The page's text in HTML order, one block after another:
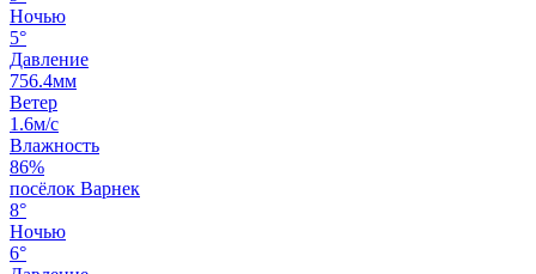
Ночью
5°
Давление
756.4мм
Ветер
1.6м/с
Влажность
86%
посёлок Варнек
8°
Ночью
6°